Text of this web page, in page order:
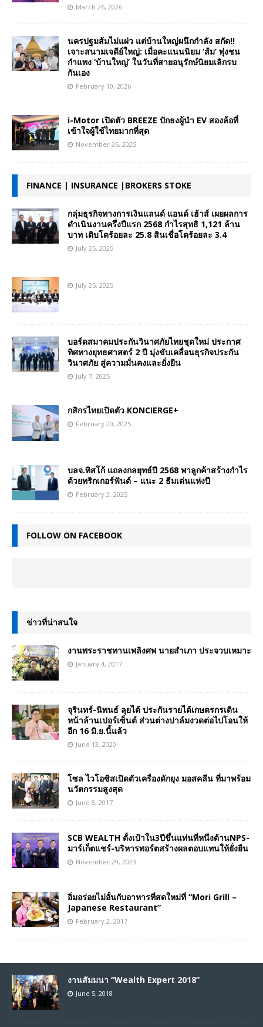
March 26, 2026
นครปฐมส้มไม่แผ่ว แต่บ้านใหญ่ผนึกกำลัง สกัด!!
เจาะสนามเจดีย์ใหญ่: เมื่อคะแนนนิยม ‘ส้ม’ พุ่งชน
กำแพง ‘บ้านใหญ่’ ในวันที่สายอนุรักษ์นิยมเลิกรบ
กันเอง
February 10, 2026
i-Motor เปิดตัว BREEZE ปักธงผู้นำ EV สองล้อที่
เข้าใจผู้ใช้ไทยมากที่สุด
November 26, 2025
FINANCE | INSURANCE |BROKERS STOKE
กลุ่มธุรกิจทางการเงินแลนด์ แอนด์ เฮ้าส์ เผยผลการ
ดำเนินงานครึ่งปีแรก 2568 กำไรสุทธิ 1,121 ล้าน
บาท เติบโตร้อยละ 25.8 สินเชื่อโตร้อยละ 3.4
July 25, 2025
July 25, 2025
บอร์ดสมาคมประกันวินาศภัยไทยชุดใหม่ ประกาศ
ทิศทางยุทธศาสตร์ 2 ปี มุ่งขับเคลื่อนธุรกิจประกัน
วินาศภัย สู่ความมั่นคงและยั่งยืน
July 7, 2025
กสิกรไทยเปิดตัว KONCIERGE+
February 20, 2025
บลจ.ทิสโก้ แถลงกลยุทธ์ปี 2568 พาลูกค้าสร้างกำไร
ด้วยทริกเกอร์ฟันด์ – แนะ 2 ธีมเด่นแห่งปี
February 3, 2025
FOLLOW ON FACEBOOK
ข่าวที่น่าสนใจ
งานพระราชทานเพลิงศพ นายสำเภา ประจวบเหมาะ
January 4, 2017
จุรินทร์-นิพนธ์ ลุยไต้ ประกันรายได้เกษตรกรเดิน
หน้าล้านเปอร์เซ็นต์ ส่วนต่างปาล์มงวดต่อไปโอนให้
อีก 16 มิ.ย.นี้แล้ว
June 13, 2020
โซล ไวโอซิสเปิดตัวเครื่องดักยุง มอสคลีน ที่มาพร้อม
นวัตกรรมสูงสุด
June 8, 2017
SCB WEALTH ตั้งเป้าใน3ปีขึ้นแท่นที่หนึ่งด้านNPS-
มาร์เก็ตแชร์-บริหารพอร์ตสร้างผลตอบแทนให้ยั่งยืน
November 29, 2023
อิ่มอร่อยไม่อั้นกับอาหารที่สดใหม่ที่ “Mori Grill –
Japanese Restaurant”
February 2, 2017
งานสัมมนา “Wealth Expert 2018”
June 5, 2018